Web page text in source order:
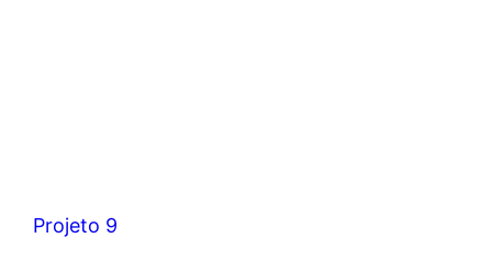
Projeto 9